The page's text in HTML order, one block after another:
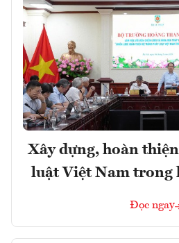
Xây dựng, hoàn
luật Việt Nam trong
Đọc ngay